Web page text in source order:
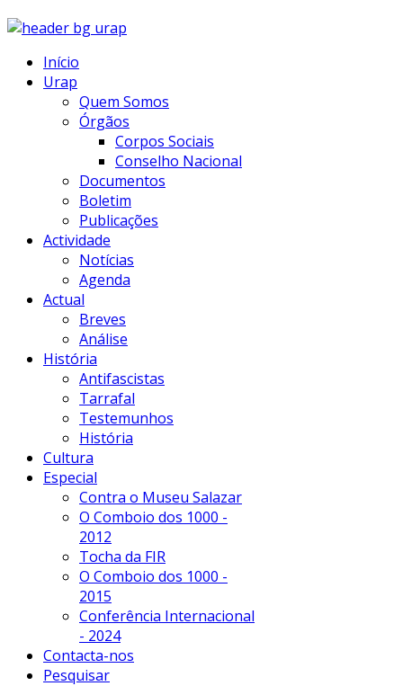
Início
Urap
Quem Somos
Órgãos
Corpos Sociais
Conselho Nacional
Documentos
Boletim
Publicações
Actividade
Notícias
Agenda
Actual
Breves
Análise
História
Antifascistas
Tarrafal
Testemunhos
História
Cultura
Especial
Contra o Museu Salazar
O Comboio dos 1000 -
2012
Tocha da FIR
O Comboio dos 1000 -
2015
Conferência Internacional
- 2024
Contacta-nos
Pesquisar